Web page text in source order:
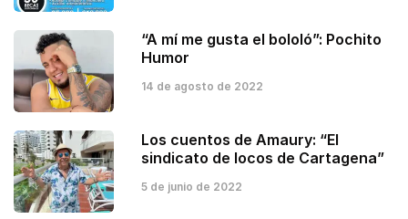
“A mí me gusta el bololó”: Pochito
Humor
14 de agosto de 2022
Los cuentos de Amaury: “El
sindicato de locos de Cartagena”
5 de junio de 2022